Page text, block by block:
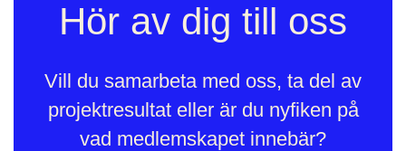
Hör av dig till oss
Vill du samarbeta med oss, ta del av
projektresultat eller är du nyfiken på
vad medlemskapet innebär?